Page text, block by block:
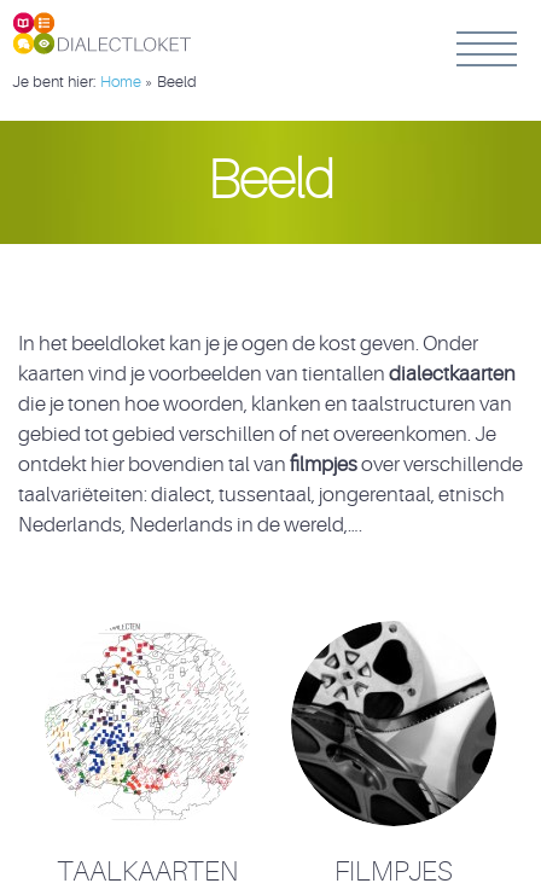
Je bent hier: Home » Beeld
Beeld
In het beeldloket kan je je ogen de kost geven. Onder
kaarten vind je voorbeelden van tientallen dialectkaarten
die je tonen hoe woorden, klanken en taalstructuren van
gebied tot gebied verschillen of net overeenkomen. Je
ontdekt hier bovendien tal van filmpjesover verschillende
taalvariëteiten: dialect, tussentaal, jongerentaal, etnisch
Nederlands, Nederlands in de wereld,….
TAALKAARTEN FILMPJES